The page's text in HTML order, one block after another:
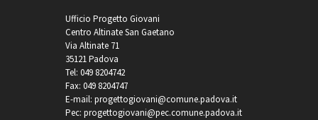
Ufficio Progetto Giovani
Centro Altinate San Gaetano
Via Altinate 71
35121 Padova
Tel: 049 8204742
Fax: 049 8204747
E-mail: progettogiovani@comune.padova.it
Pec: progettogiovani@pec.comune.padova.it